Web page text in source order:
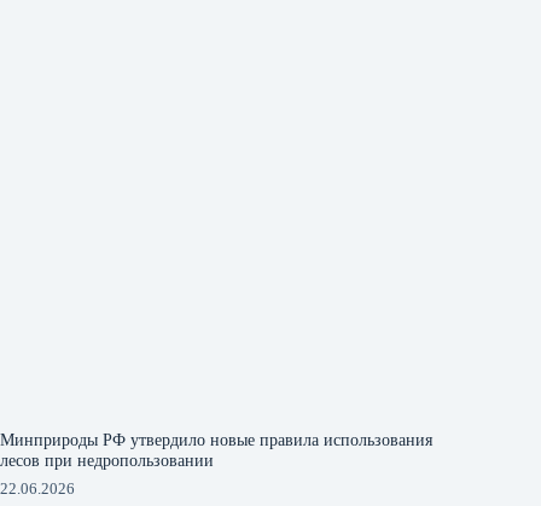
Минприроды РФ утвердило новые правила использования
лесов при недропользовании
22.06.2026